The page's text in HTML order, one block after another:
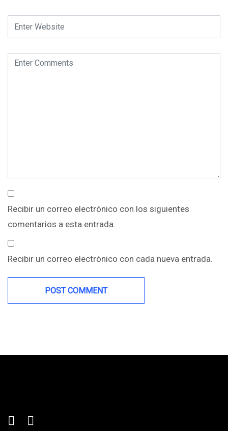
Recibir un correo electrónico con los siguientes
comentarios a esta entrada.
Recibir un correo electrónico con cada nueva entrada.